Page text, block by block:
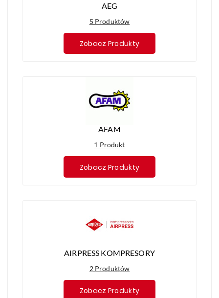
AEG
5 Produktów
Zobacz Produkty
AFAM
1 Produkt
Zobacz Produkty
AIRPRESS KOMPRESORY
2 Produktów
Zobacz Produkty